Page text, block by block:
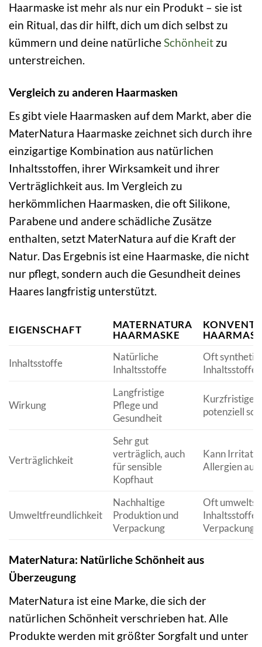
Haarmaske ist mehr als nur ein Produkt – sie ist
ein Ritual, das dir hilft, dich um dich selbst zu
kümmern und deine natürlicheSchönheit zu
unterstreichen.
Vergleich zu anderen Haarmasken
Es gibt viele Haarmasken auf dem Markt, aber die
MaterNatura Haarmaske zeichnet sich durch ihre
einzigartige Kombination aus natürlichen
Inhaltsstoffen, ihrer Wirksamkeit und ihrer
Verträglichkeit aus. Im Vergleich zu
herkömmlichen Haarmasken, die oft Silikone,
Parabene und andere schädliche Zusätze
enthalten, setzt MaterNatura auf die Kraft der
Natur. Das Ergebnis ist eine Haarmaske, die nicht
nur pflegt, sondern auch die Gesundheit deines
Haares langfristig unterstützt.
EIGENSCHAFT
MATERNATURA
HAARMASKE
Inhaltsstoffe
Natürliche
Inhaltsstoffe
Oft
Inhaltsstoffe
Wirkung
Langfristige
Pflege und
Gesundheit
Kurzfristige
potenziell
Verträglichkeit
Sehr gut
verträglich, auch
für sensible
Kopfhaut
Kann
Allergien
Umweltfreundlichkeit
Nachhaltige
Produktion und
Verpackung
Oft
Inhaltsstoffe
Verpackung
MaterNatura: Natürliche Schönheit aus
Überzeugung
MaterNatura ist eine Marke, die sich der
natürlichen Schönheit verschrieben hat. Alle
Produkte werden mit größter Sorgfalt und unter